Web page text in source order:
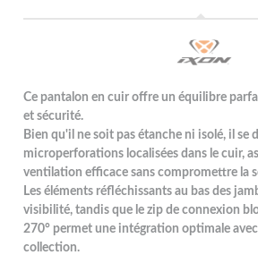
Ce pantalon en cuir offre un équilibre
et sécurité.
Bien qu'il ne soit pas étanche ni isolé, il se
microperforations localisées dans le cuir,
ventilation efficace sans compromettre la
Les éléments réfléchissants au bas des
visibilité, tandis que le zip de connexion
270° permet une intégration optimale
collection.